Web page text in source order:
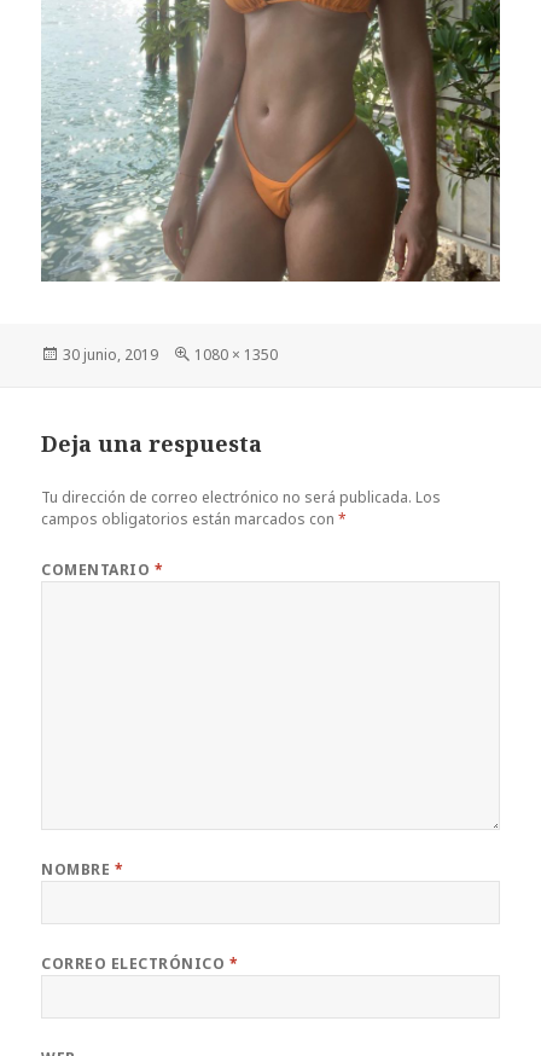
Publicado
30 junio, 2019
Tamaño
1080 × 1350
Deja una respuesta
Tu dirección de correo electrónico no será publicada. Los
campos obligatorios están marcados con*
COMENTARIO *
NOMBRE *
CORREO ELECTRÓNICO *